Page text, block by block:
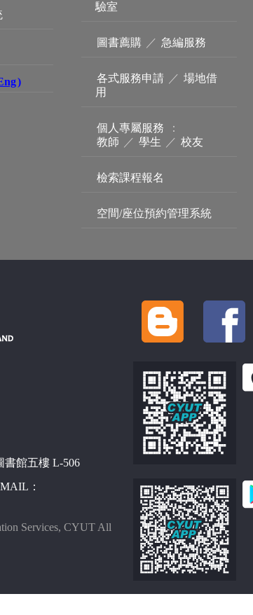
)
驗室
圖書薦購 ／ 急編服務
各式服務申請 ／ 場地借
用
個人專屬服務
：
教師
／ 學生 ／ 校友
檢索課程報名
空間/座位預約管理系統
館五樓 L-506
：
Services, CYUT All